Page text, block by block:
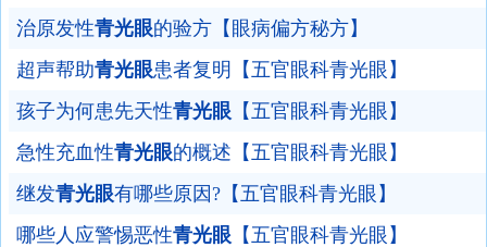
治原发性青光眼的验方【眼病偏方秘方】
超声帮助青光眼患者复明【五官眼科青光眼】
孩子为何患先天性青光眼 【五官眼科青光眼】
急性充血性青光眼的概述【五官眼科青光眼】
继发青光眼有哪些原因?【五官眼科青光眼】
哪些人应警惕恶性青光眼 【五官眼科青光眼】